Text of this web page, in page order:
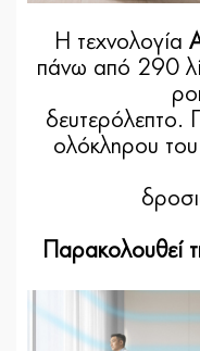
Η τεχνολογία
πάνω από 290
δευτερόλεπτο.
ολόκληρου
Παρακολουθεί